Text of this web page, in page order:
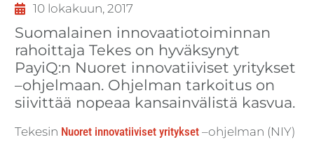
10 lokakuun, 2017
Suomalainen innovaatiotoiminnan
rahoittaja Tekes on hyväksynyt
PayiQ:n Nuoret innovatiiviset yritykset
–ohjelmaan. Ohjelman tarkoitus on
siivittää nopeaa kansainvälistä kasvua.
Tekesin Nuoret innovatiiviset yritykset–ohjelman (NIY)